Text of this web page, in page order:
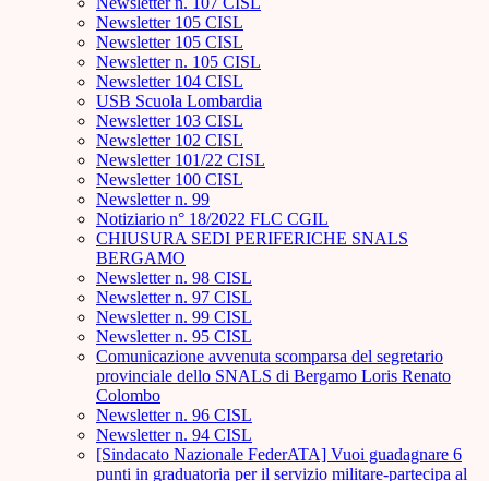
Newsletter 105 CISL
Newsletter 105 CISL
Newsletter n. 105 CISL
Newsletter 104 CISL
USB Scuola Lombardia
Newsletter 103 CISL
Newsletter 102 CISL
Newsletter 101/22 CISL
Newsletter 100 CISL
Newsletter n. 99
Notiziario n° 18/2022 FLC CGIL
CHIUSURA SEDI PERIFERICHE SNALS
BERGAMO
Newsletter n. 98 CISL
Newsletter n. 97 CISL
Newsletter n. 99 CISL
Newsletter n. 95 CISL
Comunicazione avvenuta scomparsa del segretario
provinciale dello SNALS di Bergamo Loris Renato
Colombo
Newsletter n. 96 CISL
Newsletter n. 94 CISL
[Sindacato Nazionale FederATA] Vuoi guadagnare 6
punti in graduatoria per il servizio militare-partecipa al